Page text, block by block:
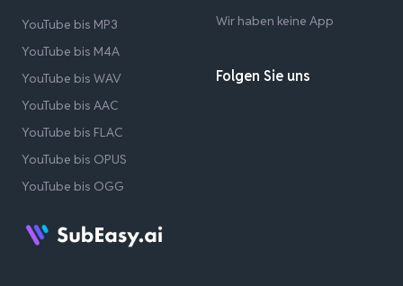
YouTube bis MP3
YouTube bis M4A
YouTube bis WAV
YouTube bis AAC
YouTube bis FLAC
YouTube bis OPUS
YouTube bis OGG
Wir haben keine App
Folgen Sie uns